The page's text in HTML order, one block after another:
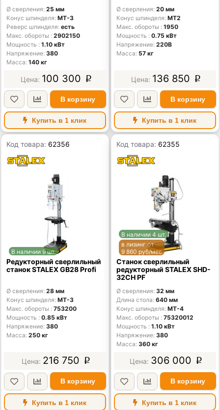
Ø сверления 25 мм
Конус шпинделя MT-3
Реверс шпинделя есть
Макс. обороты
2902150
Мощность
1.10 кВт
Напряжение 380
Масса 140 кг
100 300 p
В корзину
Купить в 1 клик
Ø сверления 20 мм
Конус шпинделя MT2
Макс. обороты
1950
Мощность
0.75 кВт
Напряжение 220В
Масса 57 кг
136 850 p
В корзину
Купить в 1 клик
Код товара: 62356
В наличии 9 шт.
Редукторный сверлильный
станок STALEX GB28 Profi
Ø сверления 28 мм
Конус шпинделя MT-3
Макс. обороты
753200
Мощность
0.85 кВт
Напряжение 380
Масса 250 кг
216 750 p
В корзину
Купить в 1 клик
Код товара: 62355
В наличии 4 шт.
в лизинг от
9 860 руб/мес
Станок сверлильный
редукторный STALEX SHD-
32CH PF
Ø сверления 32 мм
Длина стола 640 мм
Конус шпинделя MT-4
Макс. обороты
75320012
Мощность
1.10 кВт
Напряжение 380
Масса 360 кг
306 000 p
В корзину
Купить в 1 клик